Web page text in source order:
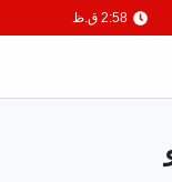
2:58 ق.ظ